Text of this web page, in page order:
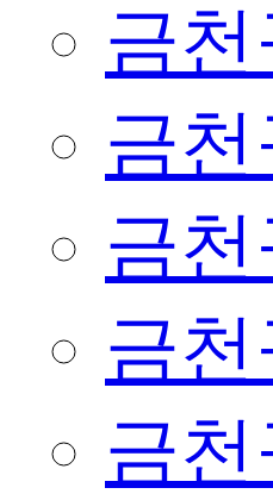
금
금
금
금
금